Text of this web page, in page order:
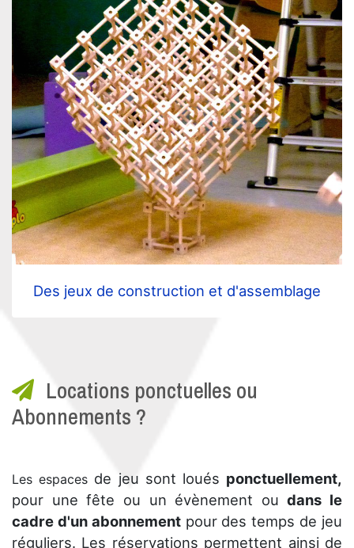
Des jeux de construction et d'assemblage
Locations ponctuelles ou
Abonnements ?
Les espaces de jeu sont loués ponctuellement,
pour une fête ou un évènement oudans le
cadre d'un abonnementpour des temps de jeu
réguliers. Les réservations permettent ainsi de